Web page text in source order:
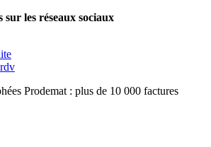
sur les réseaux sociaux
Prodemat : plus de 10 000 factures